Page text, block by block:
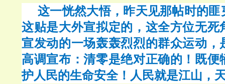
这一恍然大悟，昨天见那帖时的
这贴是大外宣拟定的，这全方位无死
宣发动的一场轰轰烈烈的群众运动，
高调宣布：清零是绝对正确的！既便
护人民的生命安全！人民就是江山，